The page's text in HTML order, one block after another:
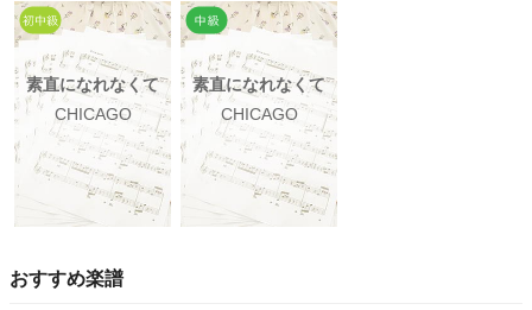
素直になれなくて
CHICAGO
素直になれなくて
CHICAGO
おすすめ楽譜